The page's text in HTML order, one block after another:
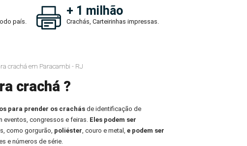
país.
+ 1 milhão
Crachás, Carteirinhas impressas.
crachá em Paracambi - RJ
crachá ?
para prender os crachásde identificação de
eventos, congressos e feiras. Eles podem ser
como gorgurão, poliéster, couro e metal, e podem ser
e números de série.